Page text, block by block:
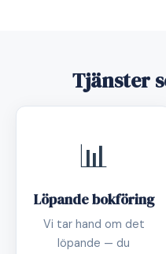
Tjänster
📊
Löpande bokföring
Vi tar hand om det
löpande — du